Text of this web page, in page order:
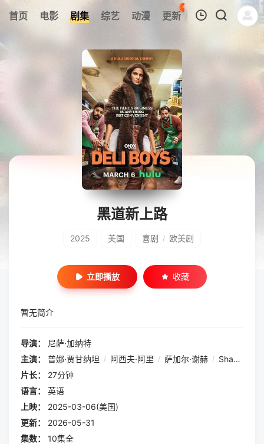
首页 电影 剧集 综艺 动漫 更新
44
热榜 APP
暂无观看影片的记录
黑道新上路
2025 美国 喜剧 / 欧美剧
立即播放 收藏
暂无简介
导演：
尼萨·加纳特
主演：
普娜·贾甘纳坦 / 阿西夫·阿里 / 萨加尔·谢赫 / Shahjehan
片长：
27分钟
语言：
英语
上映：
2025-03-06(美国)
更新：
2026-05-31
集数：
10集全